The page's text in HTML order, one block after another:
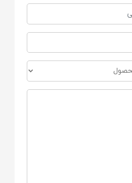
الیاف خاصی ساخته شده
نمی شود.
صورت ارگونومیک ساخته
مواد مضر می باشد.
به سنسور خاصی برای